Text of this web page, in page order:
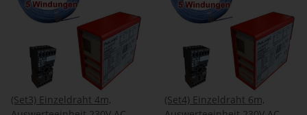
(Set3) Einzeldraht 4m,
(Set4) Einzeldraht 6m,